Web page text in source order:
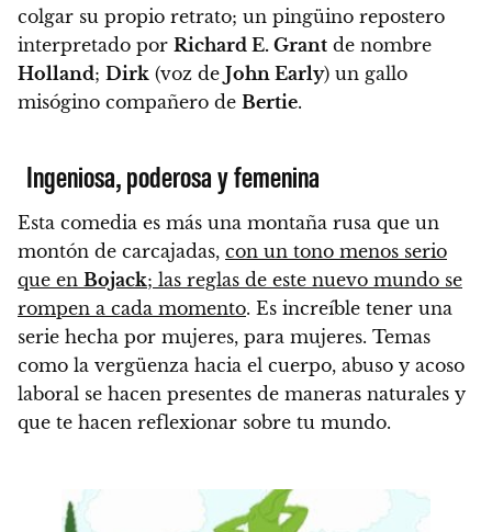
colgar su propio retrato; un pingüino repostero
interpretado por Richard E. Grant de nombre
Holland; Dirk (voz de John Early) un gallo
misógino compañero de Bertie.
Ingeniosa, poderosa y femenina
Esta comedia es más una montaña rusa que un
montón de carcajadas, con un tono menos serio
que en Bojack; las reglas de este nuevo mundo se
rompen a cada momento. Es increíble tener una
serie hecha por mujeres, para mujeres. Temas
como la vergüenza hacia el cuerpo, abuso y acoso
laboral se hacen presentes de maneras naturales y
que te hacen reflexionar sobre tu mundo.